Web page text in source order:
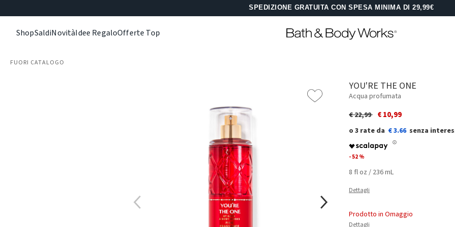
SPEDIZIONE GRATUITA CON SPESA MINIMA DI 29,99€
ShopSaldiNovitàIdee RegaloOfferte Top
FUORI CATALOGO
YOU'RE THE ONE
Acqua profumata
Price reduced from
€ 22,99to€ 10,99
€ 3.66
- 52 %
8 fl oz / 236 mL
Dettagli
Prodotto in Omaggio
Dettagli